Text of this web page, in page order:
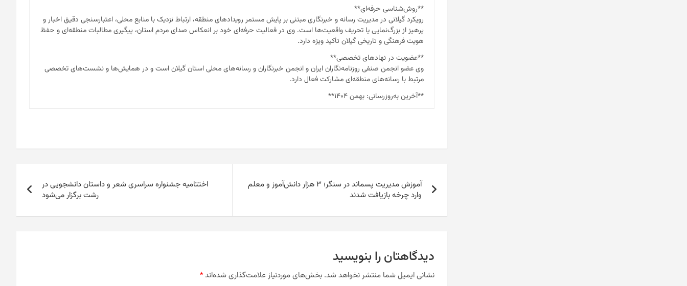
**روش‌شناسی حرفه‌ای**
رویکرد گیلانی در مدیریت رسانه و خبرنگاری مبتنی بر پایش مستمر رویدادهای منطقه، ارتباط نزدیک با منابع محلی، اعتبارسنجی دقیق اخبار و
پرهیز از بزرگ‌نمایی یا تحریف واقعیت‌ها است. وی در فعالیت حرفه‌ای خود بر انعکاس صدای مردم استان، پیگیری مطالبات منطقه‌ای و حفظ
هویت فرهنگی و تاریخی گیلان تأکید ویژه دارد.
**عضویت در نهادهای تخصصی**
وی عضو انجمن صنفی روزنامه‌نگاران ایران و انجمن خبرنگاران و رسانه‌های محلی استان گیلان است و در همایش‌ها و نشست‌های تخصصی
مرتبط با رسانه‌های منطقه‌ای مشارکت فعال دارد.
**آخرین به‌روزرسانی: بهمن ۱۴۰۴**
راهبری
نوشته
آموزش مدیریت پسماند در سنگر؛ ۳ هزار دانش‌آموز و معلم
وارد چرخه بازیافت شدند
اختتامیه جشنواره سراسری شعر و داستان دانشجویی در
رشت برگزار می‌شود
دیدگاهتان را بنویسید
نشانی ایمیل شما منتشر نخواهد شد. بخش‌های موردنیاز علامت‌گذاری شده‌اند*